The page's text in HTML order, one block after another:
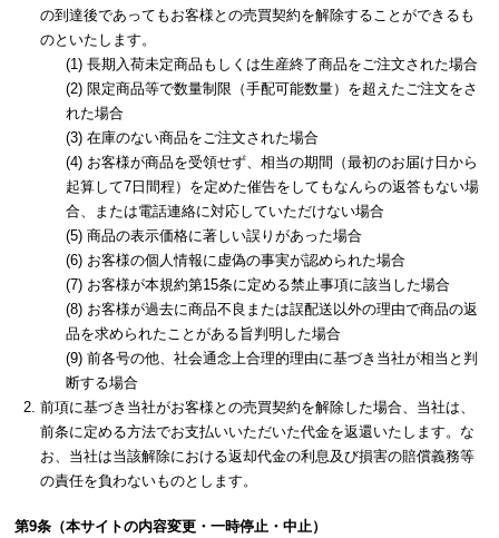
の到達後であってもお客様との売買契約を解除することができるも
のといたします。
長期入荷未定商品もしくは生産終了商品をご注文された場合
限定商品等で数量制限（手配可能数量）を超えたご注文をさ
れた場合
在庫のない商品をご注文された場合
お客様が商品を受領せず、相当の期間（最初のお届け日から
起算して7日間程）を定めた催告をしてもなんらの返答もない場
合、または電話連絡に対応していただけない場合
商品の表示価格に著しい誤りがあった場合
お客様の個人情報に虚偽の事実が認められた場合
お客様が本規約第15条に定める禁止事項に該当した場合
お客様が過去に商品不良または誤配送以外の理由で商品の返
品を求められたことがある旨判明した場合
前各号の他、社会通念上合理的理由に基づき当社が相当と判
断する場合
前項に基づき当社がお客様との売買契約を解除した場合、当社は、
前条に定める方法でお支払いいただいた代金を返還いたします。な
お、当社は当該解除における返却代金の利息及び損害の賠償義務等
の責任を負わないものとします。
第9条（本サイトの内容変更・一時停止・中止）